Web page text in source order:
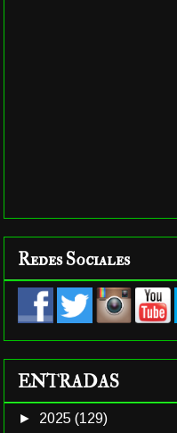
Redes Sociales
ENTRADAS
► 2025 (129)